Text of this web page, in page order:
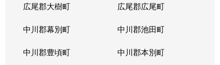
広尾郡大樹町 広尾郡広尾町
中川郡幕別町 中川郡池田町
中川郡豊頃町 中川郡本別町